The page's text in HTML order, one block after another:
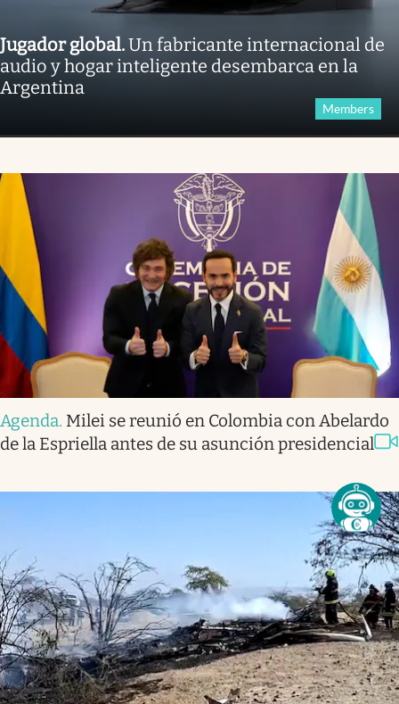
Jugador global.Un fabricante internacional de
audio y hogar inteligente desembarca en la
Argentina
Members
Agenda. Milei se reunió en Colombia con Abelardo
de la Espriella antes de su asunción presidencial